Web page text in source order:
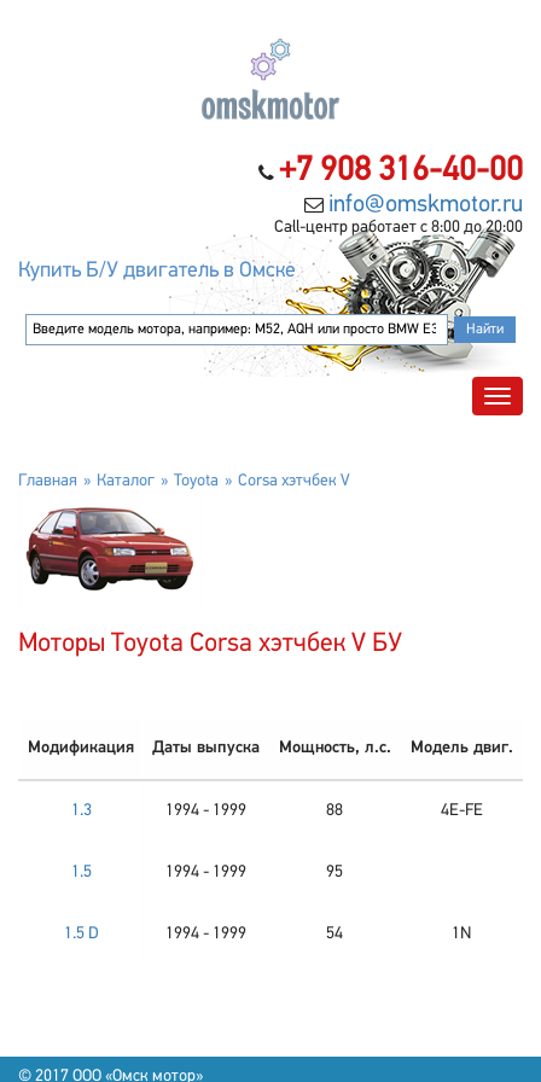
+7 908 316-40-00
info@omskmotor.ru
Call-центр работает с 8:00 до 20:00
Купить Б/У двигатель в Омске
Главная Каталог Toyota Corsa хэтчбек V
Моторы Toyota Corsa хэтчбек V БУ
Модификация Даты выпуска Мощность, л.с. Модель двиг.
1.3 1994 - 1999 88 4E-FE
1.5 1994 - 1999 95
1.5 D 1994 - 1999 54 1N
© 2017 OOO «Омск мотор»